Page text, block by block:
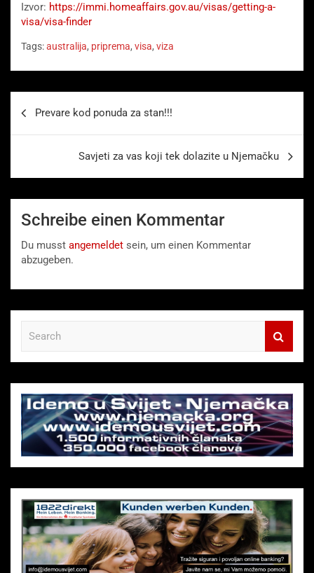
Izvor: https://immi.homeaffairs.gov.au/visas/getting-a-
visa/visa-finder
Tags:australija, priprema, visa, viza
Prevare kod ponuda za stan!!!
Savjeti za vas koji tek dolazite u Njemačku
Schreibe einen Kommentar
Du musst angemeldet sein, um einen Kommentar
abzugeben.
c
h